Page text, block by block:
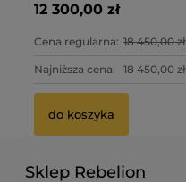
12 300,00 zł
Cena regularna: 18 450,00 zł
Najniższa cena: 18 450,00 zł
do koszyka
Sklep Rebelion